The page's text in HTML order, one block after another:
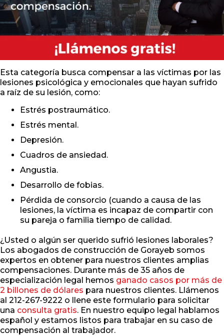
Esta categoría busca compensar a las víctimas por las
lesiones psicológica y emocionales que hayan sufrido
a raíz de su lesión, como:
Estrés postraumático.
Estrés mental.
Depresión.
Cuadros de ansiedad.
Angustia.
Desarrollo de fobias.
Pérdida de consorcio (cuando a causa de las
lesiones, la víctima es incapaz de compartir con
su pareja o familia tiempo de calidad.
¿Usted o algún ser querido sufrió lesiones laborales?
Los abogados de construcción de Gorayeb somos
expertos en obtener para nuestros clientes amplias
compensaciones. Durante más de 35 años de
especialización legal hemos ganado casos por más de
2 billones de dólares para nuestros clientes. Llámenos
al 212-267-9222 o llene este formulario para solicitar
una consulta gratis. En nuestro equipo legal hablamos
español y estamos listos para trabajar en su caso de
compensación al trabajador.